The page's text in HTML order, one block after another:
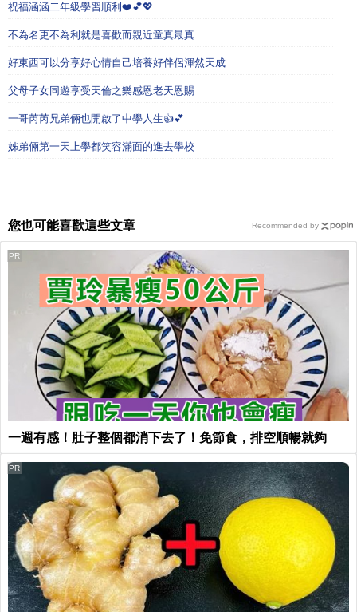
祝福涵涵二年級學習順利❤️💕💖
不為名更不為利就是喜歡而親近童真最真
好東西可以分享好心情自己培養好伴侶渾然天成
父母子女同遊享受天倫之樂感恩老天恩賜
一哥芮芮兄弟倆也開啟了中學人生👍💕
姊弟倆第一天上學都笑容滿面的進去學校
您也可能喜歡這些文章
一週有感！肚子整個都消下去了！免節食，排空順暢就夠
PR
PR
Recommended by